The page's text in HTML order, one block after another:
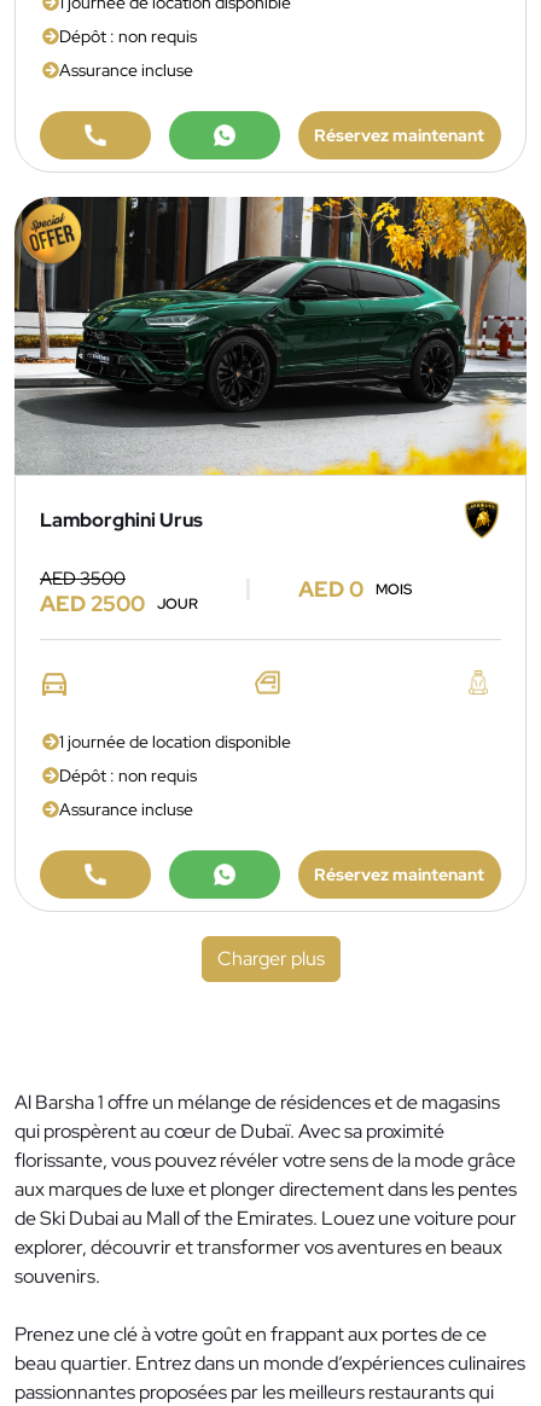
Dépôt : non requis
Assurance incluse
Réservez maintenant
Lamborghini Urus
AED 3500
AED 2500 JOUR
AED 0 MOIS
1 journée de location disponible
Dépôt : non requis
Assurance incluse
Réservez maintenant
Charger plus
Al Barsha 1 offre un mélange de résidences et de magasins
qui prospèrent au cœur de Dubaï. Avec sa proximité
florissante, vous pouvez révéler votre sens de la mode grâce
aux marques de luxe et plonger directement dans les pentes
de Ski Dubai au Mall of the Emirates. Louez une voiture pour
explorer, découvrir et transformer vos aventures en beaux
souvenirs.
Prenez une clé à votre goût en frappant aux portes de ce
beau quartier. Entrez dans un monde d’expériences culinaires
passionnantes proposées par les meilleurs restaurants qui